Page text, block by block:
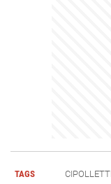
TAGS CIPOLLETTI